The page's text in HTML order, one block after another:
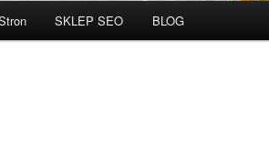
SKLEP SEO BLOG